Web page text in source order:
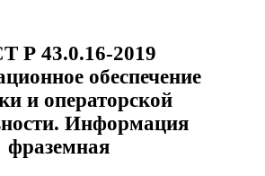
Р 43.0.16-2019
обеспечение
и операторской
Информация
фраземная